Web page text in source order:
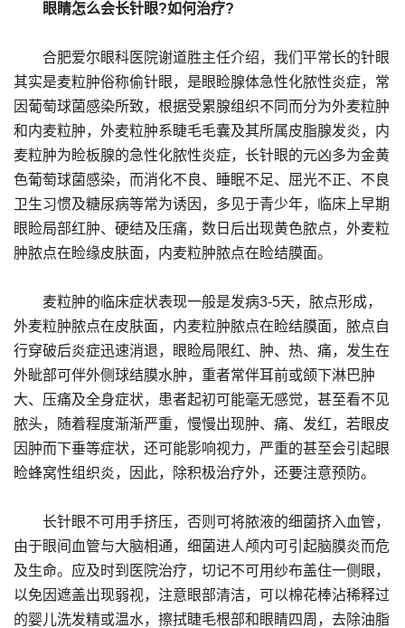
眼睛怎么会长针眼?如何治疗?
合肥爱尔眼科医院谢道胜主任介绍，我们平常长的针眼
其实是麦粒肿俗称偷针眼，是眼睑腺体急性化脓性炎症，常
因葡萄球菌感染所致，根据受累腺组织不同而分为外麦粒肿
和内麦粒肿，外麦粒肿系睫毛毛囊及其所属皮脂腺发炎，内
麦粒肿为睑板腺的急性化脓性炎症，长针眼的元凶多为金黄
色葡萄球菌感染，而消化不良、睡眠不足、屈光不正、不良
卫生习惯及糖尿病等常为诱因，多见于青少年，临床上早期
眼睑局部红肿、硬结及压痛，数日后出现黄色脓点，外麦粒
肿脓点在睑缘皮肤面，内麦粒肿脓点在睑结膜面。
麦粒肿的临床症状表现一般是发病3-5天，脓点形成，
外麦粒肿脓点在皮肤面，内麦粒肿脓点在睑结膜面，脓点自
行穿破后炎症迅速消退，眼睑局限红、肿、热、痛，发生在
外眦部可伴外侧球结膜水肿，重者常伴耳前或颌下淋巴肿
大、压痛及全身症状，患者起初可能毫无感觉，甚至看不见
脓头，随着程度渐渐严重，慢慢出现肿、痛、发红，若眼皮
因肿而下垂等症状，还可能影响视力，严重的甚至会引起眼
睑蜂窝性组织炎，因此，除积极治疗外，还要注意预防。
长针眼不可用手挤压，否则可将脓液的细菌挤入血管，
由于眼间血管与大脑相通，细菌进人颅内可引起脑膜炎而危
及生命。应及时到医院治疗，切记不可用纱布盖住一侧眼，
以免因遮盖出现弱视，注意眼部清洁，可以棉花棒沾稀释过
的婴儿洗发精或温水，擦拭睫毛根部和眼睛四周，去除油脂